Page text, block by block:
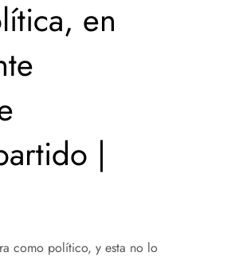
en
|
como político, y esta no lo